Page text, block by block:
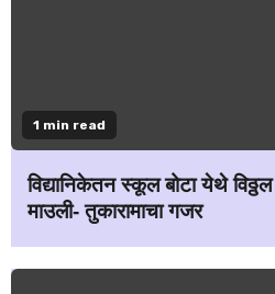
1 min read
विद्यानिकेतन स्कूल बोटा येथे विठ्ठल
माउली- तुकारामाचा गजर